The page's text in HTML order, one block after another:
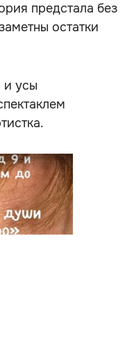
предстала без
остатки
и усы